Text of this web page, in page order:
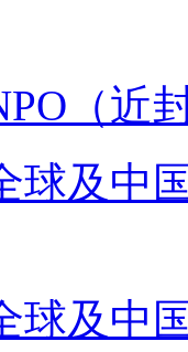
（近
球及中
球及中